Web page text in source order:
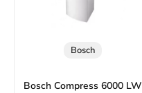
Bosch
Bosch Compress 6000 LW